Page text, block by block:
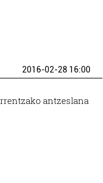
2016-02-28 16:00
antzeslana